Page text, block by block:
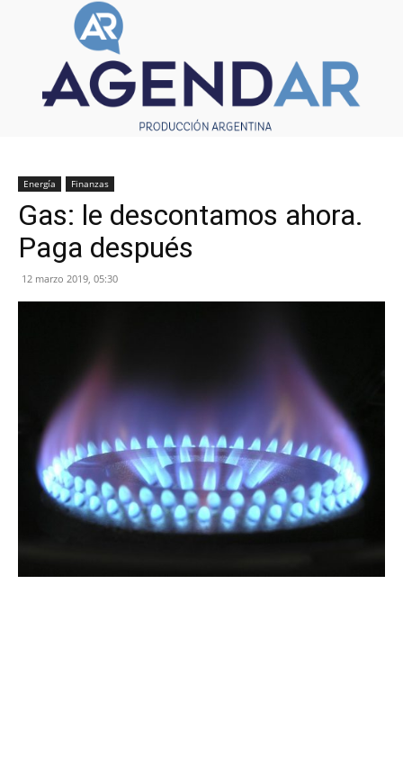
Energía Finanzas
Gas: le descontamos ahora.
Paga después
12 marzo 2019, 05:30